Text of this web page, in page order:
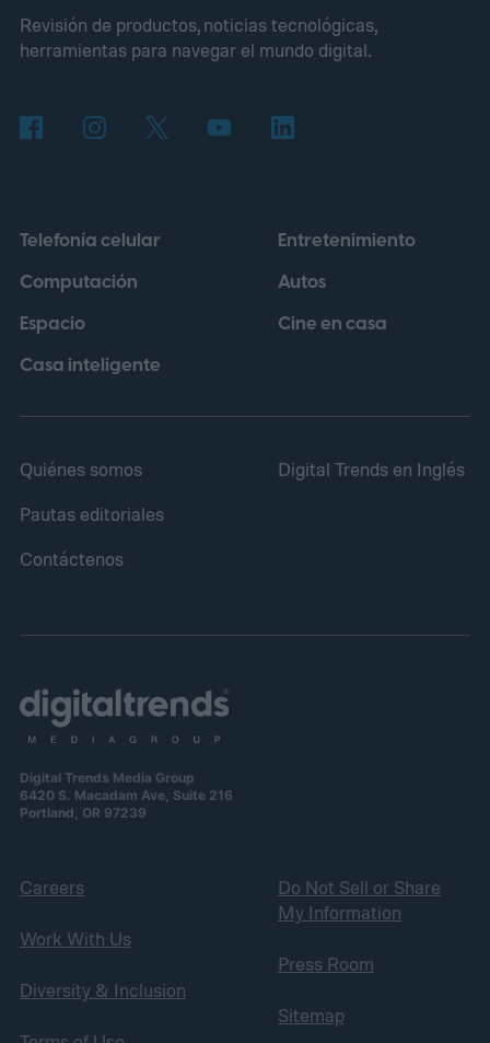
Revisión de productos, noticias tecnológicas,
herramientas para navegar el mundo digital.
Telefonía celular
Computación
Espacio
Casa inteligente
Entretenimiento
Autos
Cine en casa
Quiénes somos
Pautas editoriales
Contáctenos
Digital Trends en Inglés
Digital Trends Media Group
6420 S. Macadam Ave, Suite 216
Portland, OR 97239
Careers
Work With Us
Diversity & Inclusion
Do Not Sell or Share
My Information
Press Room
Sitemap